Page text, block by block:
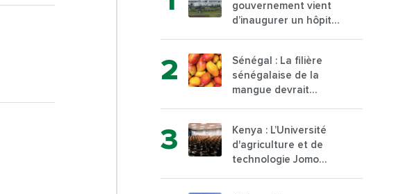
gouvernement vient
d’inaugurer un hôpital
au sud du pays
Sénégal : La filière
sénégalaise de la
mangue devrait
000 tonnes produites
Kenya : L’Université
d'agriculture et de
technologie Jomo